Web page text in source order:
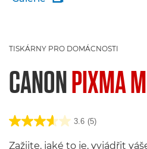
TISKÁRNY PRO DOMÁCNOSTI
CANONPIXMA
3.6 (5)
Zažijte, jaké to je, vyjádřit